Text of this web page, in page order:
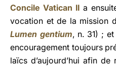
Concile Vatican II a
vocation et de la mission
Lumen gentium, n. 31) ;
encouragement toujours
laïcs d’aujourd’hui afin